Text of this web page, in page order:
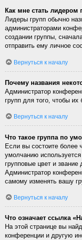
Как мне стать лидером
Лидеры групп обычно
администраторами
создании группы,
отправить ему личное
Вернуться к началу
Почему названия
Администратор
групп для того, чтобы
Вернуться к началу
Что такое группа по
Если вы состоите более
умолчанию
групповые цвет и
Администратор
самому изменять вашу
Вернуться к началу
Что означает ссылка
На этой странице вы
конференции и другую